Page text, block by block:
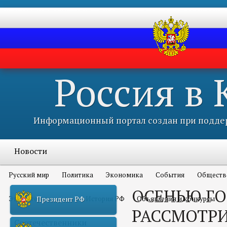
Россия в
Информационный портал создан при
Новости
Русский мир Политика Экономика События
Это интересно всем История РФ Объявления и конкурсы
Соотечественники
Президент РФ
ОСЕНЬЮ